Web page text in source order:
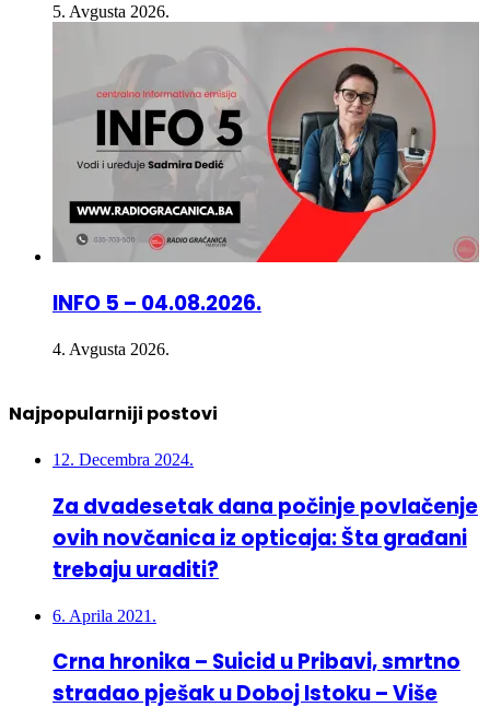
INFO 5 – 04.08.2026.
4. Avgusta 2026.
12. Decembra 2024.
Za dvadesetak dana počinje povlačenje
ovih novčanica iz opticaja: Šta građani
trebaju uraditi?
6. Aprila 2021.
Crna hronika – Suicid u Pribavi, smrtno
stradao pješak u Doboj Istoku – Više
osoba povrijeđeno u 3 saobraćajne